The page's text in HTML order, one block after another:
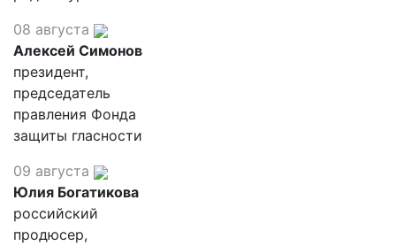
08 августа
Алексей Симонов
президент,
председатель
правления Фонда
защиты гласности
09 августа
Юлия Богатикова
российский
продюсер,